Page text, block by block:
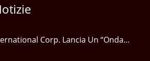
Corp. Lancia Un “Onda...